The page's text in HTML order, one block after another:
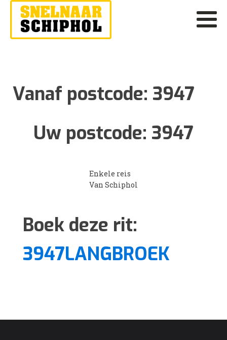
Vanaf postcode: 3947
Uw postcode: 3947
Enkele reis
Van Schiphol
Boek deze rit:
3947LANGBROEK